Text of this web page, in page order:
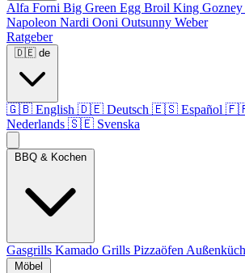
Alfa Forni Big Green Egg Broil King Gozney
Napoleon Nardi Ooni Outsunny Weber
Ratgeber
🇩🇪 de
🇬🇧 English 🇩🇪 Deutsch 🇪🇸 Español
Nederlands 🇸🇪 Svenska
Gasgrills Kamado Grills Pizzaöfen